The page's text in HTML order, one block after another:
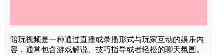
陪玩视频是一种通过直播或录播形式与玩家互动的娱乐内
容，通常包含游戏解说、技巧指导或者轻松的聊天氛围。